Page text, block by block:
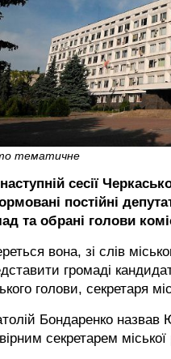
тематичне
сесії
постійні
та обрані голови
вона, зі слів
громаді
голови, секретаря
Бондаренко назвав
секретарем